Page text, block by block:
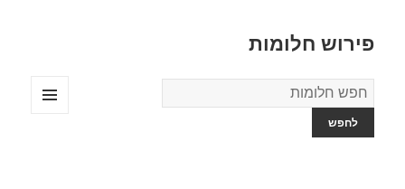
פירוש חלומות
מילון
החלומות